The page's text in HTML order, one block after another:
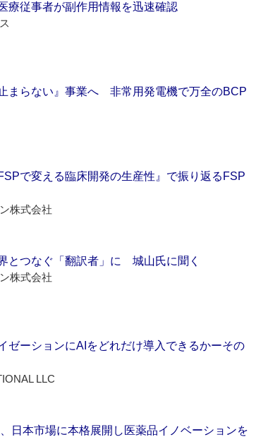
療従事者が副作用情報を迅速確認
まらない』事業へ 非常用発電機で万全のBCP
で変える臨床開発の生産性』で振り返るFSP
株式会社
とつなぐ「翻訳者」に 城山氏に聞く
株式会社
ゼーションにAIをどれだけ導入できるかーその
LLC
日本市場に本格展開し医薬品イノベーションを